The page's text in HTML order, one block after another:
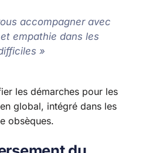
accompagner avec
empathie dans les
»
les démarches pour les
global, intégré dans les
obsèques.